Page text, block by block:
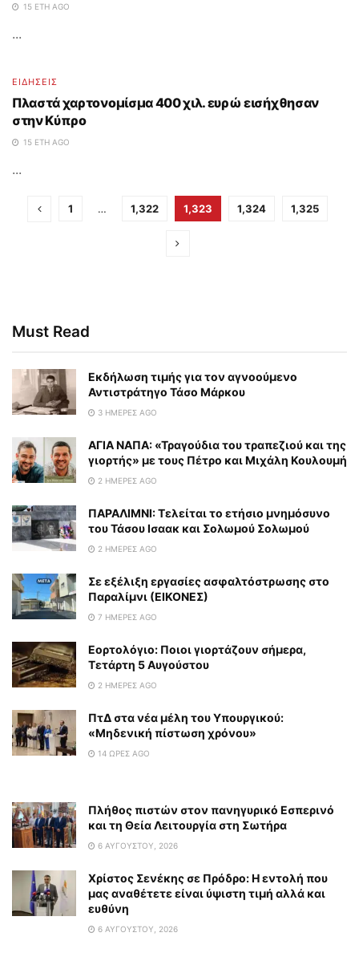
15 ΈΤΗ AGO
...
ΕΙΔΗΣΕΙΣ
Πλαστά χαρτονομίσμα 400 χιλ. ευρώ εισήχθησαν
στην Κύπρο
15 ΈΤΗ AGO
...
1 … 1,322 1,323 1,324 1,325
Must Read
Εκδήλωση τιμής για τον αγνοούμενο
Αντιστράτηγο Τάσο Μάρκου
3 ΗΜΈΡΕΣ AGO
ΑΓΙΑ ΝΑΠΑ: «Τραγούδια του τραπεζιού και της
γιορτής» με τους Πέτρο και Μιχάλη Κουλουμή
2 ΗΜΈΡΕΣ AGO
ΠΑΡΑΛΙΜΝΙ: Τελείται το ετήσιο μνημόσυνο
του Τάσου Ισαακ και Σολωμού Σολωμού
2 ΗΜΈΡΕΣ AGO
Σε εξέλιξη εργασίες ασφαλτόστρωσης στο
Παραλίμνι (ΕΙΚΟΝΕΣ)
7 ΗΜΈΡΕΣ AGO
Εορτολόγιο: Ποιοι γιορτάζουν σήμερα,
Τετάρτη 5 Αυγούστου
2 ΗΜΈΡΕΣ AGO
ΠτΔ στα νέα μέλη του Υπουργικού:
«Μηδενική πίστωση χρόνου»
14 ΏΡΕΣ AGO
Πλήθος πιστών στον πανηγυρικό Εσπερινό
και τη Θεία Λειτουργία στη Σωτήρα
6 ΑΥΓΟΎΣΤΟΥ, 2026
Χρίστος Σενέκης σε Πρόδρο: Η εντολή που
μας αναθέτετε είναι ύψιστη τιμή αλλά και
ευθύνη
6 ΑΥΓΟΎΣΤΟΥ, 2026